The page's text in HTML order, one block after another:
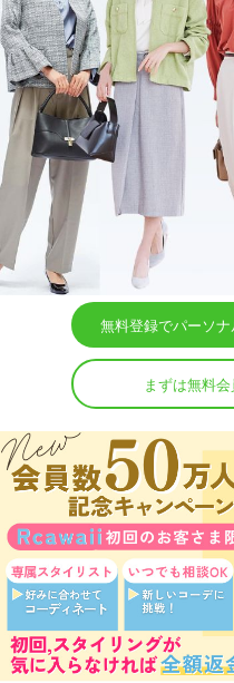
無料登録でパーソ
まずは無料